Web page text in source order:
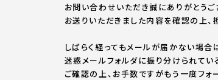
お問い合わせいただき誠にありがとうご
お送りいただきました内容を確認の上、
しばらく経ってもメールが届かない場合
迷惑メールフォルダに振り分けられてい
ご確認の上、お手数ですがもう一度フォ